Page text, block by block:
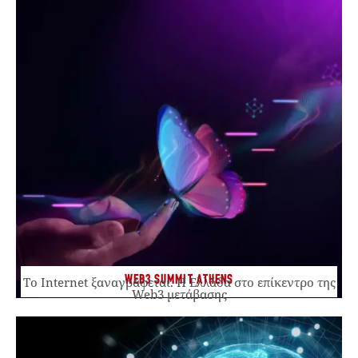
WEB3 SUMMIT ATHENS
Το Internet ξαναγράφεται. Η Ελλάδα στο επίκεντρο της
Web3 μετάβασης